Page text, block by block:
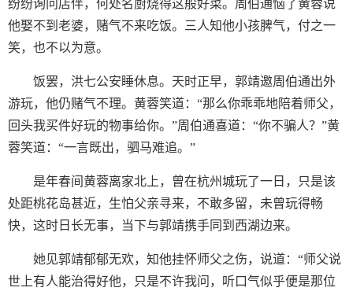
纷纷询问店伴，何处名厨烧得这般好菜。周伯通恼了黄蓉说
他娶不到老婆，赌气不来吃饭。三人知他小孩脾气，付之一
笑，也不以为意。
饭罢，洪七公安睡休息。天时正早，郭靖邀周伯通出外
游玩，他仍赌气不理。黄蓉笑道：“那么你乖乖地陪着师父，
回头我买件好玩的物事给你。”周伯通喜道：“你不骗人？”黄
蓉笑道：“一言既出，驷马难追。”
是年春间黄蓉离家北上，曾在杭州城玩了一日，只是该
处距桃花岛甚近，生怕父亲寻来，不敢多留，未曾玩得畅
快，这时日长无事，当下与郭靖携手同到西湖边来。
她见郭靖郁郁无欢，知他挂怀师父之伤，说道：“师父说
世上有人能治得好他，只是不许我问，听口气似乎便是那位